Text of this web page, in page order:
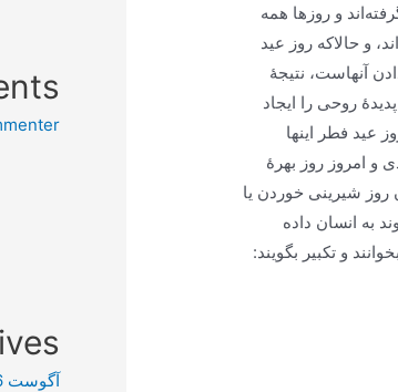
و روزها همه
و حالاکه روز عید
آنهاست، نتیجۀ
روحی را ایجاد
عید فطر اینها
و امروز روز بهرۀ
شیرینی خوردن یا
به انسان داده
و تکبیر بگویند:
آگوست 2026